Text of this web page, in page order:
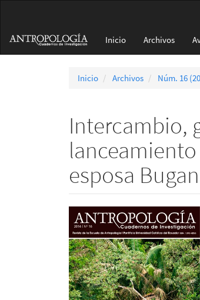
principal
Barra
Inicio Archivos
Inicio Archivos Núm. 16
Intercambio,
esposa
Barra
lateral
del
artículo